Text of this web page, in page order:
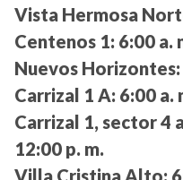
Vista Hermosa
Centenos 1: 6:00 a.
Nuevos Horizontes:
Carrizal 1 A: 6:00 a.
Carrizal 1, sector 4
12:00 p. m.